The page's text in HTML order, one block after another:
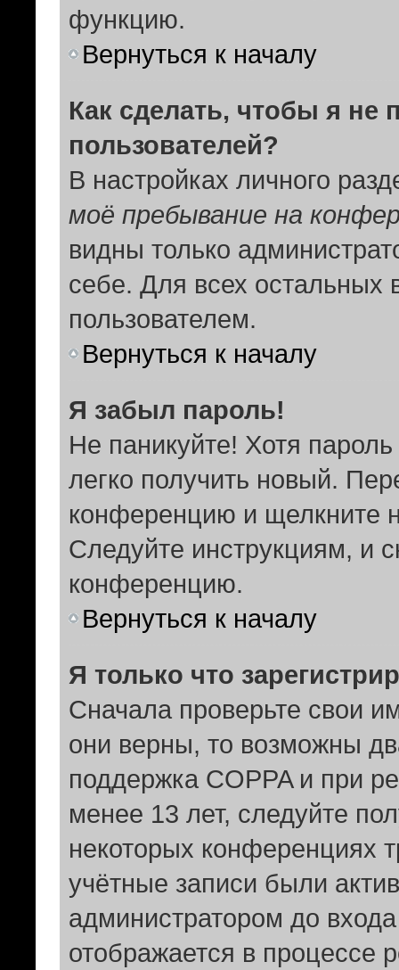
функцию.
Вернуться к началу
Как сделать, чтобы я не
пользователей?
В настройках личного
моё пребывание на
видны только
себе. Для всех остальных
пользователем.
Вернуться к началу
Я забыл пароль!
Не паникуйте! Хотя
легко получить новый.
конференцию и щелкните
Следуйте инструкциям, и
конференцию.
Вернуться к началу
Я только что
Сначала проверьте свои
они верны, то возможны
поддержка COPPA и при
менее 13 лет, следуйте
некоторых конференциях
учётные записи были
администратором до
отображается в процессе